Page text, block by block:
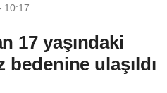
10:17
17 yaşındaki
bedenine ulaşıldı